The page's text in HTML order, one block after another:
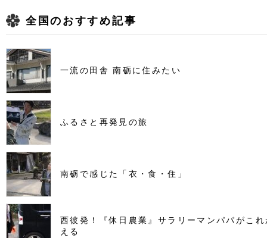
全国のおすすめ記事
一流の田舎 南砺に住みたい
ふるさと再発見の旅
南砺で感じた「衣・食・住」
西彼発！『休日農業』サラリーマンパパがこ
える